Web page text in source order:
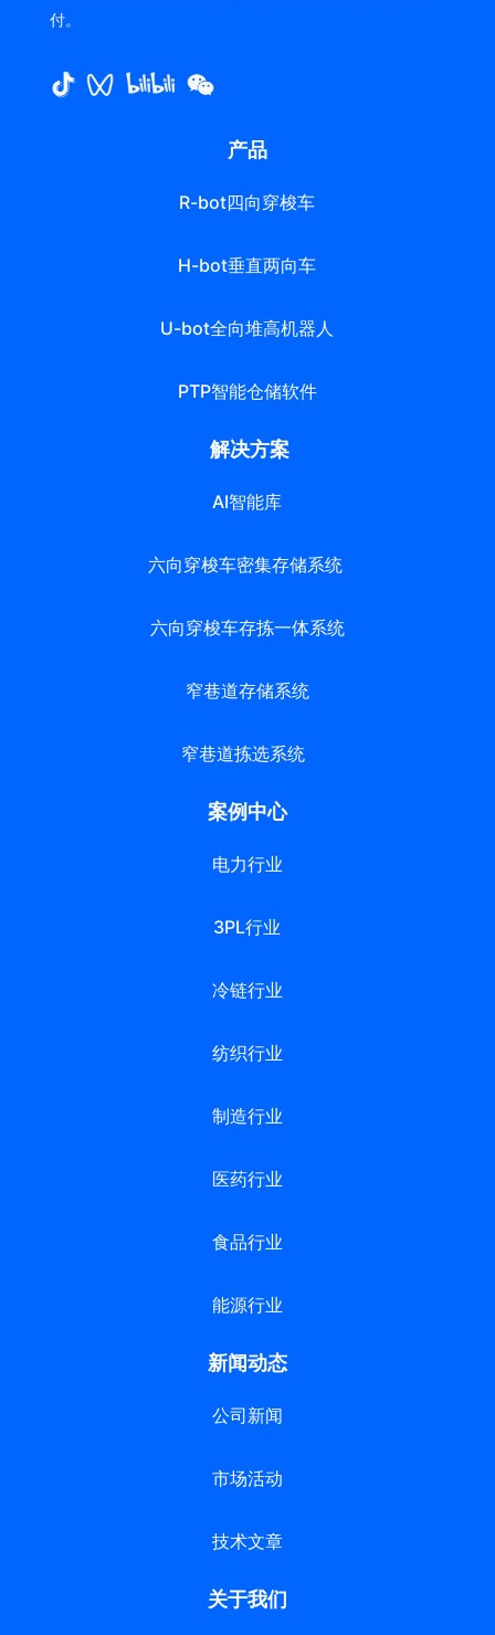
付。
产品
R-bot四向穿梭车
H-bot垂直两向车
U-bot全向堆高机器人
PTP智能仓储软件
解决方案
AI智能库
六向穿梭车密集存储系统
六向穿梭车存拣一体系统
窄巷道存储系统
窄巷道拣选系统
案例中心
电力行业
3PL行业
冷链行业
纺织行业
制造行业
医药行业
食品行业
能源行业
新闻动态
公司新闻
市场活动
技术文章
关于我们